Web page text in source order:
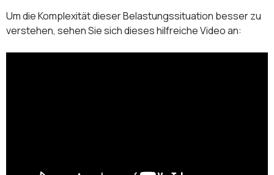
Um die Komplexität dieser Belastungssituation besser zu
verstehen, sehen Sie sich dieses hilfreiche Video an: